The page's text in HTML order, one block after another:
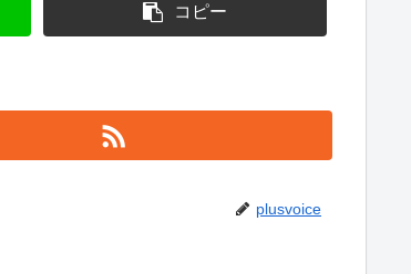
コピー
plusvoice